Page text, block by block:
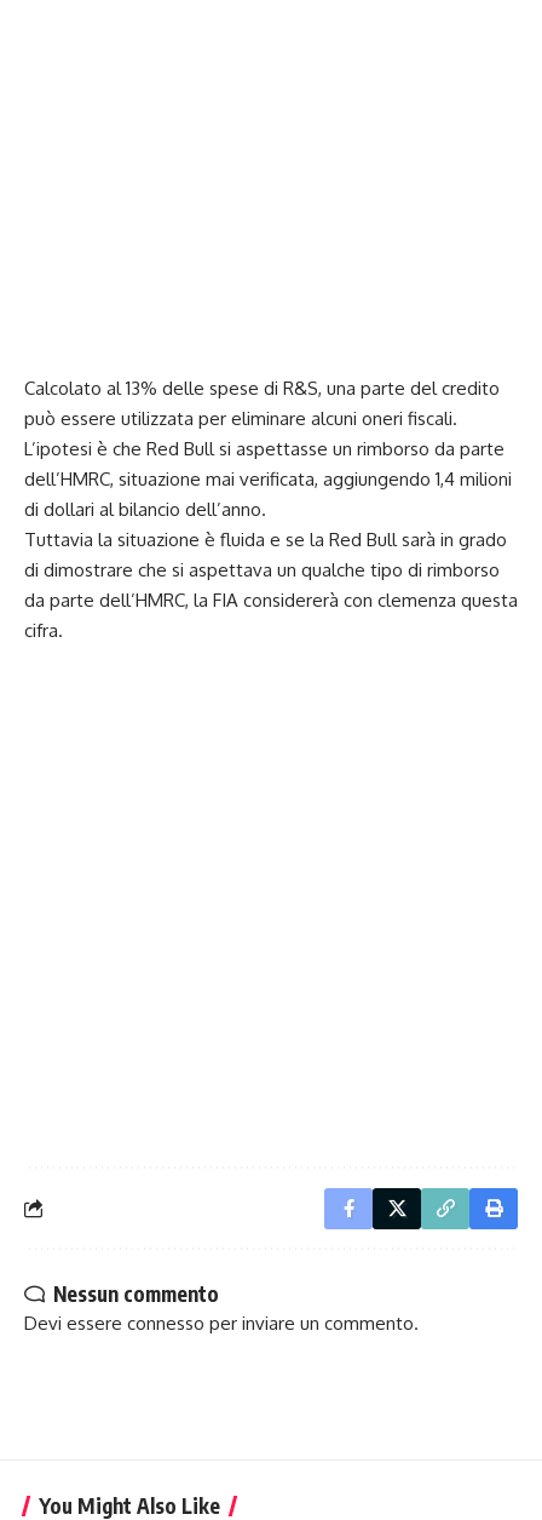
Calcolato al 13% delle spese di R&S, una parte del credito
può essere utilizzata per eliminare alcuni oneri fiscali.
L’ipotesi è che Red Bull si aspettasse un rimborso da parte
dell’HMRC, situazione mai verificata, aggiungendo 1,4 milioni
di dollari al bilancio dell’anno.
Tuttavia la situazione è fluida e se la Red Bull sarà in grado
di dimostrare che si aspettava un qualche tipo di rimborso
da parte dell’HMRC, la FIA considererà con clemenza questa
cifra.
Nessun commento
Devi essere connesso per inviare un commento.
You Might Also Like